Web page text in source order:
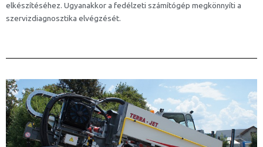
elkészítéséhez. Ugyanakkor a fedélzeti számítógép megkönnyíti a
szervizdiagnosztika elvégzését.